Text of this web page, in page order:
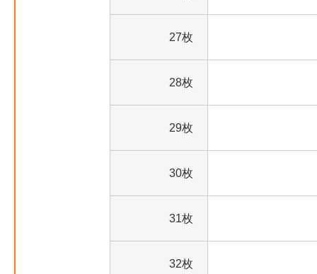
27枚
28枚
29枚
30枚
31枚
32枚